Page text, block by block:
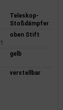
Teleskop-
Stoßdämpfer
oben Stift
gelb
verstellbar